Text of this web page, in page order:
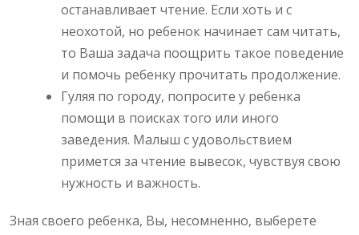
останавливает чтение. Если хоть и с
неохотой, но ребенок начинает сам читать,
то Ваша задача поощрить такое поведение
и помочь ребенку прочитать продолжение.
Гуляя по городу, попросите у ребенка
помощи в поисках того или иного
заведения. Малыш с удовольствием
примется за чтение вывесок, чувствуя свою
нужность и важность.
Зная своего ребенка, Вы, несомненно, выберете